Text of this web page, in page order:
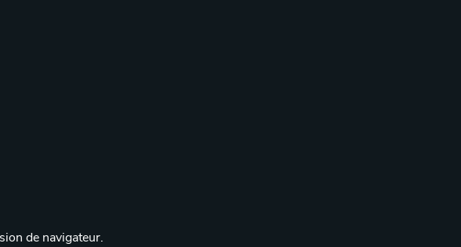
de navigateur.